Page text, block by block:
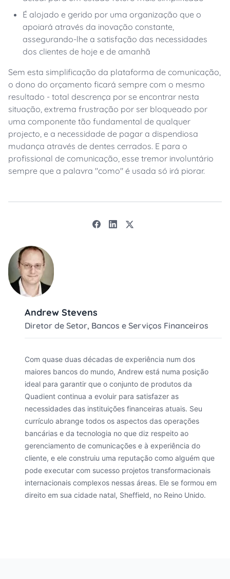
É alojado e gerido por uma organização que o
apoiará através da inovação constante,
assegurando-lhe a satisfação das necessidades
dos clientes de hoje e de amanhã
Sem esta simplificação da plataforma de comunicação,
o dono do orçamento ficará sempre com o mesmo
resultado - total descrença por se encontrar nesta
situação, extrema frustração por ser bloqueado por
uma componente tão fundamental de qualquer
projecto, e a necessidade de pagar a dispendiosa
mudança através de dentes cerrados. E para o
profissional de comunicação, esse tremor involuntário
sempre que a palavra "como" é usada só irá piorar.
Andrew Stevens
Diretor de Setor, Bancos e Serviços Financeiros
Com quase duas décadas de experiência num dos
maiores bancos do mundo, Andrew está numa posição
ideal para garantir que o conjunto de produtos da
Quadient continua a evoluir para satisfazer as
necessidades das instituições financeiras atuais. Seu
currículo abrange todos os aspectos das operações
bancárias e da tecnologia no que diz respeito ao
gerenciamento de comunicações e à experiência do
cliente, e ele construiu uma reputação como alguém que
pode executar com sucesso projetos transformacionais
internacionais complexos nessas áreas. Ele se formou em
direito em sua cidade natal, Sheffield, no Reino Unido.